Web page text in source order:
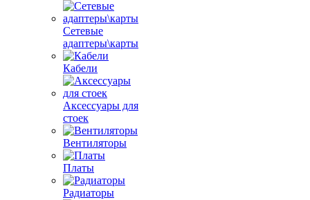
Сетевые
адаптеры\карты
Кабели
Аксессуары для
стоек
Вентиляторы
Платы
Радиаторы